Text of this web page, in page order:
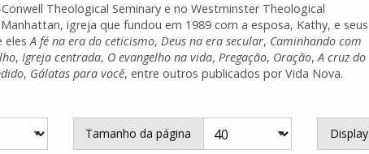
Theological Seminary e no Westminster Theological
igreja que fundou em 1989 com a esposa, Kathy, e seus
elesA fé na era do ceticismo, Deus na era secular, Caminhando com
, Igreja centrada, O evangelho na vida, Pregação, Oração,A cruz do
, Gálatas para você, entre outros publicados por Vida Nova.
Tamanho da página Display